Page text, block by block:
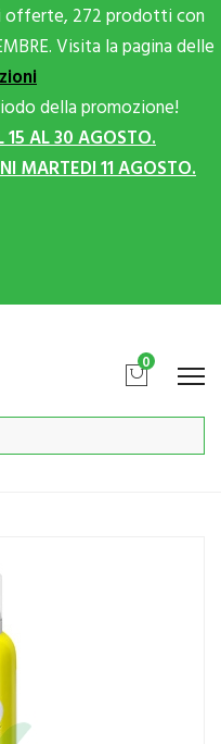
offerte, 272 prodotti con
Visita la pagina delle
della promozione!
15 AL 30 AGOSTO.
MARTEDI 11 AGOSTO.
0